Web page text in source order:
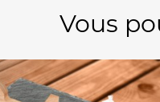
Vous